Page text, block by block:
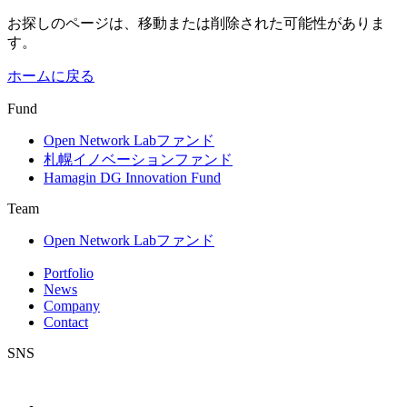
お探しのページは、移動または削除された可能性がありま
す。
ホームに戻る
Fund
Open Network Labファンド
札幌イノベーションファンド
Hamagin DG Innovation Fund
Team
Open Network Labファンド
Portfolio
News
Company
Contact
SNS